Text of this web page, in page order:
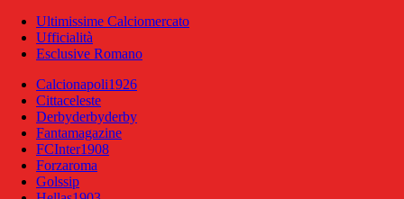
Ultimissime Calciomercato
Ufficialità
Esclusive Romano
Calcionapoli1926
Cittaceleste
Derbyderbyderby
Fantamagazine
FCInter1908
Forzaroma
Golssip